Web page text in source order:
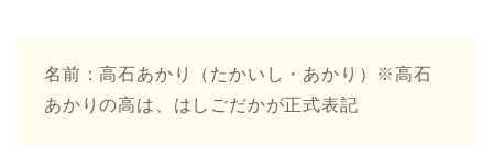
名前：高石あかり（たかいし・あかり）※高石
あかりの高は、はしごだかが正式表記